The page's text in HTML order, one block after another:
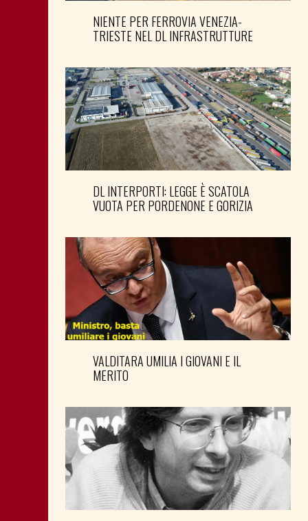
NIENTE PER FERROVIA VENEZIA-
TRIESTE NEL DL INFRASTRUTTURE
DL INTERPORTI: LEGGE È SCATOLA
VUOTA PER PORDENONE E GORIZIA
VALDITARA UMILIA I GIOVANI E IL
MERITO